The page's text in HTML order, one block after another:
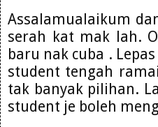
Assalamualaikum
serah kat mak lah.
baru nak cuba .
student tengah
tak banyak pilihan.
student je boleh